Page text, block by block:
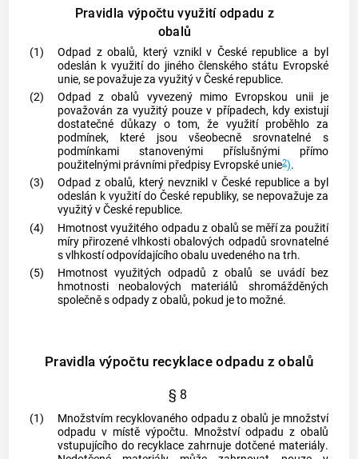
Pravidla výpočtu využití odpadu z
obalů
(1) Odpad zobalů, který vznikl v České republice a byl
odeslán k využití do jiného členského státu Evropské
unie, se považuje za využitý v České republice.
(2)
Odpad zobalů vyvezený mimo Evropskou unii je
považován za využitý pouze v případech, kdy existují
dostatečné důkazy o tom, že využití proběhlo za
podmínek, které jsou všeobecně srovnatelné s
podmínkami stanovenými příslušnými přímo
použitelnými právními předpisy Evropské unie2).
(3)
Odpad z obalů, který nevznikl v České republice a byl
odeslán k využití do České republiky, se nepovažuje za
využitý v České republice.
(4)
Hmotnost využitého odpadu z obalů se měří za použití
míry přirozené vlhkosti obalových odpadů srovnatelné
s vlhkostí odpovídajícíhoobalu uvedeného na trh.
(5)
Hmotnost využitých odpadů zobalů se uvádí bez
hmotnosti neobalových materiálů shromážděných
společně s odpady zobalů, pokud je to možné.
Pravidla výpočtu recyklace odpadu z obalů
§ 8
(1) Množstvím recyklovaného odpadu zobalů je množství
odpadu v místě výpočtu. Množství odpadu z obalů
vstupujícího do recyklace zahrnujedotčené materiály.